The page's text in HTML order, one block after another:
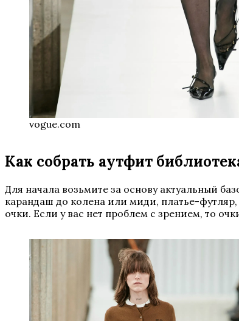
vogue.com
Как собрать аутфит
Для начала возьмите за основу актуальный
карандаш до колена или миди, платье-
очки. Если у вас нет проблем с зрением, то